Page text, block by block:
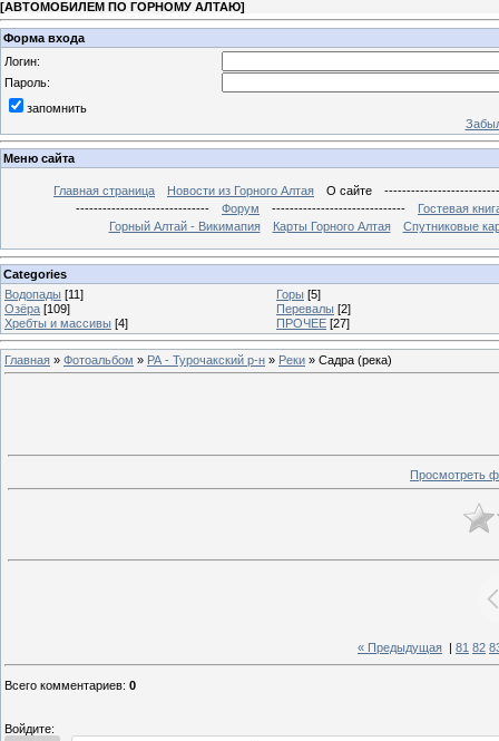
[АВТОМОБИЛЕМ ПО ГОРНОМУ АЛТАЮ]
Форма входа
Логин:
Пароль:
запомнить
Меню сайта
Главная страница Новости из Горного Алтая О сайте
------------------------------
Форум ------------------------------
Гостевая
Горный Алтай - Викимапия
Карты Горного Алтая Спутниковые
Categories
Водопады [11] Горы [5]
Озёра [109] Перевалы [2]
Хребты и массивы [4] ПРОЧЕЕ [27]
Главная » Фотоальбом » РА - Турочакский р-н » Реки » Садра (река)
Просмотреть
« Предыдущая 81 82
Всего комментариев: 0
Войдите: